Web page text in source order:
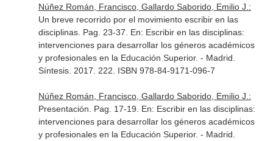
Núñez Román, Francisco, Gallardo Saborido, Emilio J.:
Un breve recorrido por el movimiento escribir en las
disciplinas. Pag. 23-37. En: Escribir en las disciplinas:
intervenciones para desarrollar los géneros académicos
y profesionales en la Educación Superior. - Madrid.
Síntesis. 2017. 222. ISBN 978-84-9171-096-7
Núñez Román, Francisco, Gallardo Saborido, Emilio J.:
Presentación. Pag. 17-19. En: Escribir en las disciplinas:
intervenciones para desarrollar los géneros académicos
y profesionales en la Educación Superior. - Madrid.